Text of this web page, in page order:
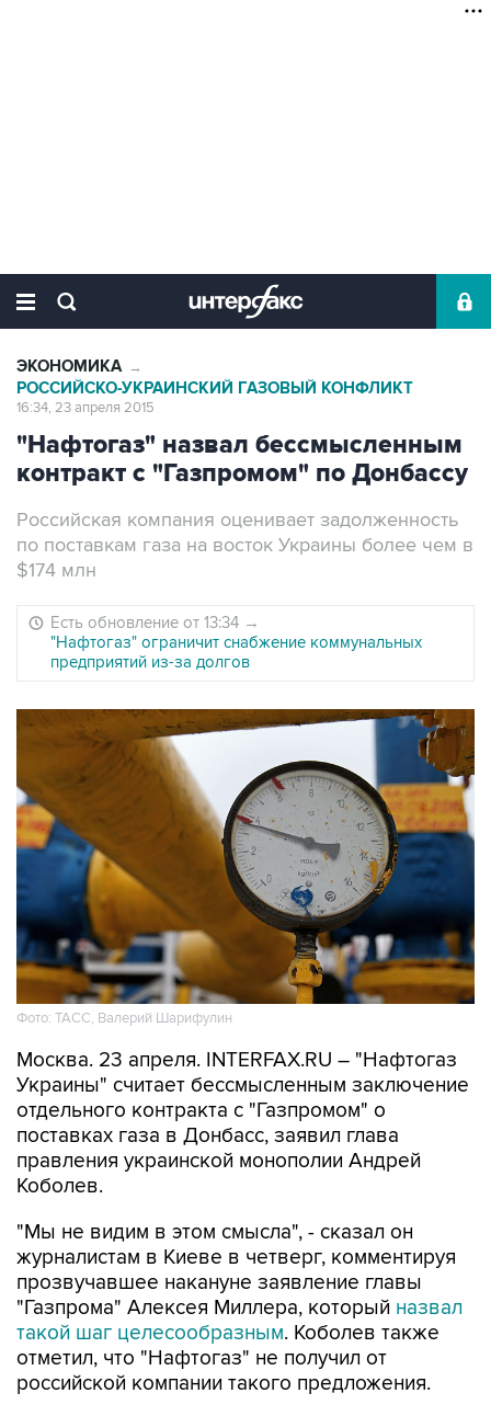
ЭКОНОМИКА →
РОССИЙСКО-УКРАИНСКИЙ ГАЗОВЫЙ КОНФЛИКТ
16:34, 23 апреля 2015
"Нафтогаз" назвал бессмысленным
контракт с "Газпромом" по Донбассу
Российская компания оценивает задолженность
по поставкам газа на восток Украины более чем в
$174 млн
Есть обновление от 13:34 →
"Нафтогаз" ограничит снабжение коммунальных
предприятий из-за долгов
Фото: ТАСС, Валерий Шарифулин
Москва. 23 апреля. INTERFAX.RU – "Нафтогаз
Украины" считает бессмысленным заключение
отдельного контракта с "Газпромом" о
поставках газа в Донбасс, заявил глава
правления украинской монополии Андрей
Коболев.
"Мы не видим в этом смысла", - сказал он
журналистам в Киеве в четверг, комментируя
прозвучавшее накануне заявление главы
"Газпрома" Алексея Миллера, который назвал
такой шаг целесообразным. Коболев также
отметил, что "Нафтогаз" не получил от
российской компании такого предложения.